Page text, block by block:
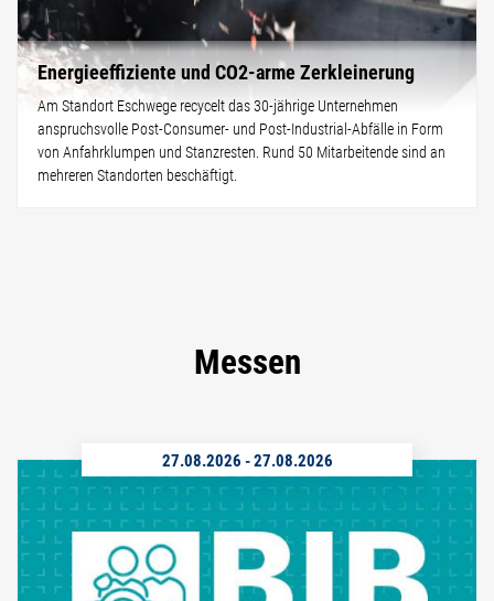
Energieeffiziente und CO2-arme Zerkleinerung
Am Standort Eschwege recycelt das 30-jährige Unternehmen
anspruchsvolle Post-Consumer- und Post-Industrial-Abfälle in Form
von Anfahrklumpen und Stanzresten. Rund 50 Mitarbeitende sind an
mehreren Standorten beschäftigt.
Messen
27.08.2026 -27.08.2026